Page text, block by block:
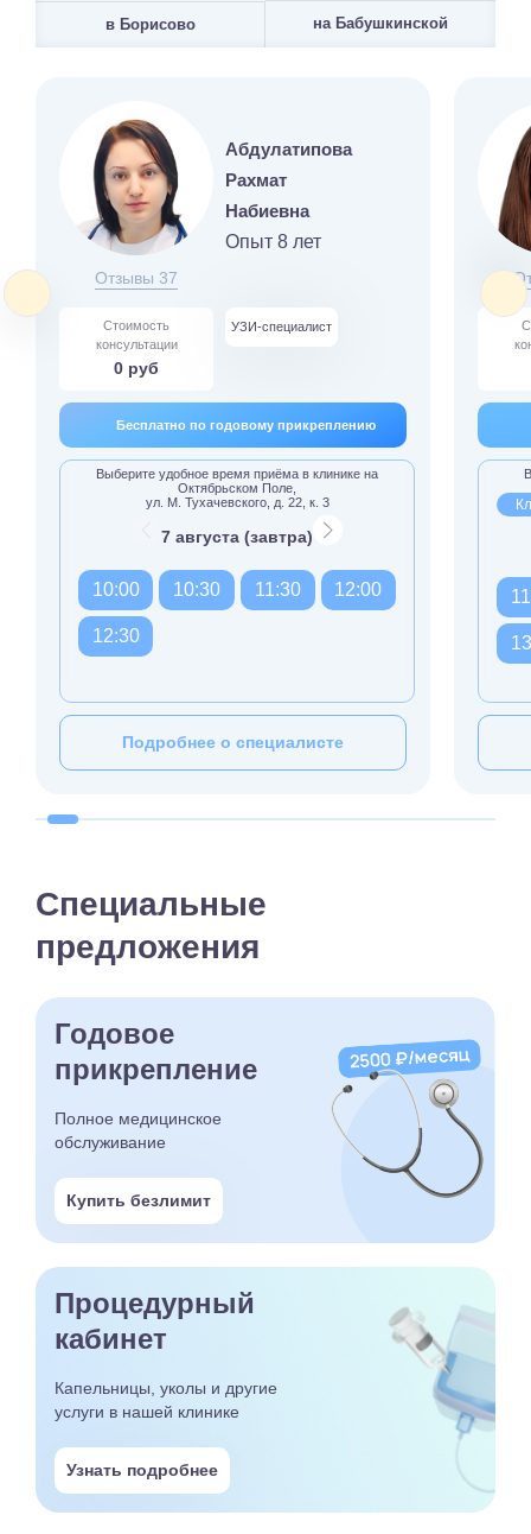
в Борисово на Бабушкинской
Отзывы 37
Абдулатипова
Рахмат
Набиевна
Опыт 8 лет
Стоимость
консультации
0 руб
УЗИ-специалист
Бесплатно по годовому прикреплению
Выберите удобное время приёма в клинике на
Октябрьском Поле,
ул. М. Тухачевского, д. 22, к. 3
7 августа (завтра)
10:00 10:30 11:30 12:00
12:30
Подробнее о специалисте
Специальные
предложения
Годовое
прикрепление
Полное медицинское
обслуживание
Купить безлимит
Процедурный
кабинет
Капельницы, уколы и другие
услуги в нашей клинике
Узнать подробнее